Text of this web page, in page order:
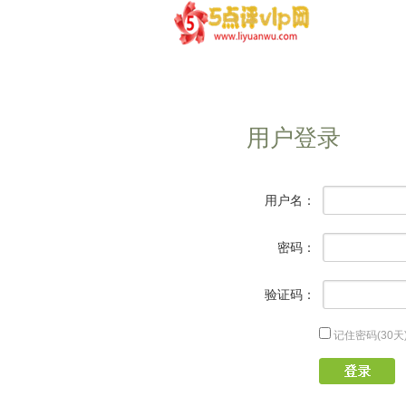
用户登录
用户名：
密码：
验证码：
记住密码(30天)